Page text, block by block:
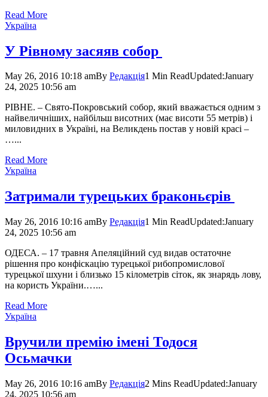
Read More
Україна
У Рівному засяяв собор
May 26, 2016 10:18 amBy Редакція1 Min ReadUpdated:January
24, 2025 10:56 am
РІВНЕ. – Свято-Покровський собор, який вважається одним з
найвеличніших, найбільш висотних (має висоти 55 метрів) і
миловидних в Україні, на Великдень постав у новій красі –
…...
Read More
Україна
Затримали турецьких браконьєрів
May 26, 2016 10:16 amBy Редакція1 Min ReadUpdated:January
24, 2025 10:56 am
ОДЕСА. – 17 травня Апеляційний суд видав остаточне
рішення про конфіскацію турецької рибопромислової
турецької шхуни і близько 15 кілометрів сіток, як знарядь лову,
на користь України.…...
Read More
Україна
Вручили премію імені Тодося
Осьмачки
May 26, 2016 10:16 amBy Редакція2 Mins ReadUpdated:January
24, 2025 10:56 am